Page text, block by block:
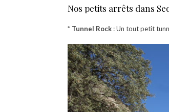
Nos petits arrêts dans
* Tunnel Rock : Un tout petit